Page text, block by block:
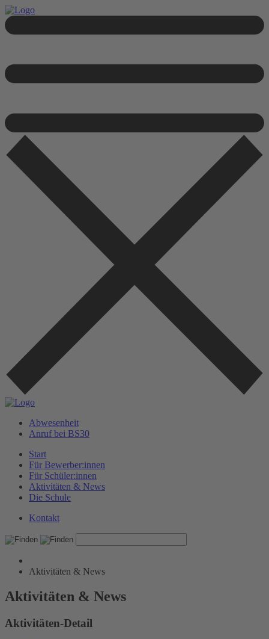
Abwesenheit
Anruf bei BS30
Start
Für Bewerber:innen
Für Schüler:innen
Aktivitäten & News
Die Schule
Kontakt
Aktivitäten & News
Aktivitäten & News
Aktivitäten-Detail